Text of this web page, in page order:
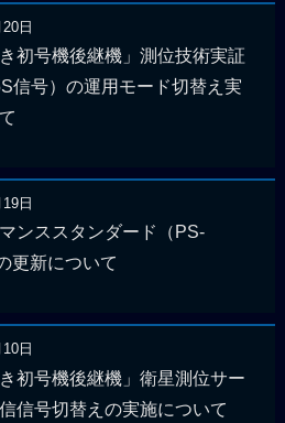
日
き初号機後継機」測位技術実証
信号）の運用モード切替え実
日
ンススタンダード（PS-
更新について
日
き初号機後継機」衛星測位サー
信号切替えの実施について